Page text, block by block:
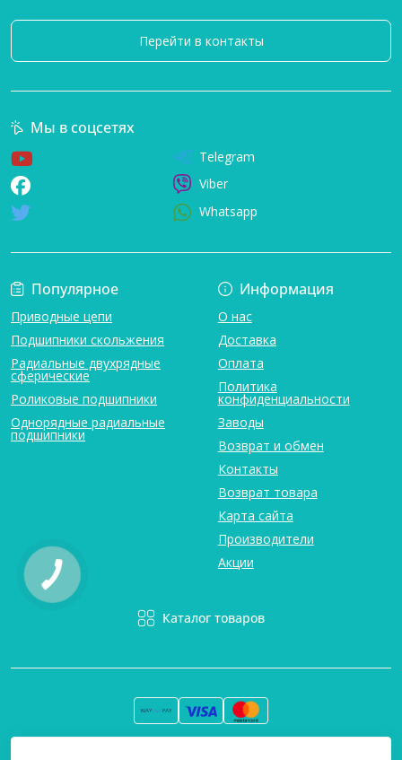
Перейти в контакты
Популярное
Приводные цепи
Подшипники скольжения
Радиальные двухрядные
сферические
Роликовые подшипники
Однорядные радиальные
подшипники
Информация
О нас
Доставка
Оплата
Политика
конфиденциальности
Заводы
Возврат и обмен
Контакты
Возврат товара
Карта сайта
Производители
Акции
Каталог товаров
Мы в соцсетях
Telegram
Viber
Whatsapp